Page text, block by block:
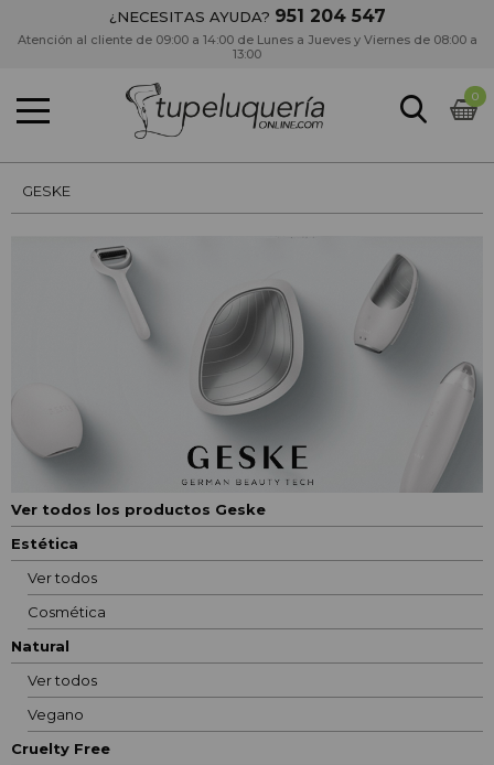
¿NECESITAS AYUDA? 951 204 547
Atención al cliente de 09:00 a 14:00 de Lunes a Jueves y Viernes de 08:00 a
13:00
0
GESKE
Ver todos los productos Geske
Estética
Ver todos
Cosmética
Natural
Ver todos
Vegano
Cruelty Free